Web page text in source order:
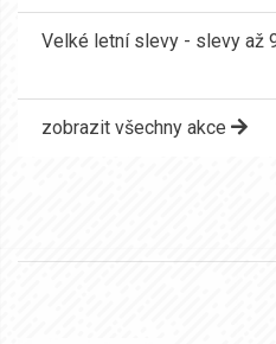
Velké letní slevy - slevy až
zobrazit všechny akce